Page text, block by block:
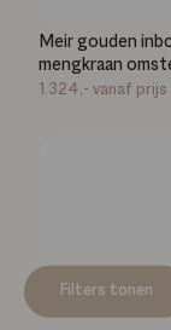
Filters tonen
Meir gouden
mengkraan
1.324,- vanaf prijs